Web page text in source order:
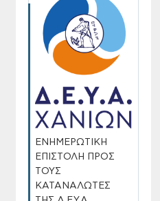
ΕΝΗΜΕΡΩΤΙΚΗ
ΕΠΙΣΤΟΛΗ ΠΡΟΣ
ΤΟΥΣ
ΚΑΤΑΝΑΛΩΤΕΣ